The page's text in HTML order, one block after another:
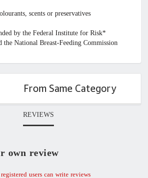
scents or preservatives
by the Federal Institute for Risk
the National Breast-Feeding Commission
From Same Category
REVIEWS
own review
users can write reviews